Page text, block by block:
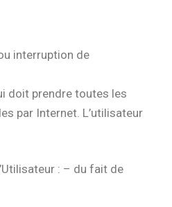
interruption de
doit prendre toutes les
par Internet. L’utilisateur
: – du fait de